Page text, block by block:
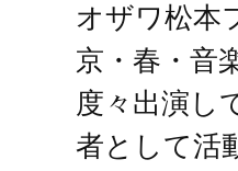
オザワ松本
京・春・音
度々出演し
者として活